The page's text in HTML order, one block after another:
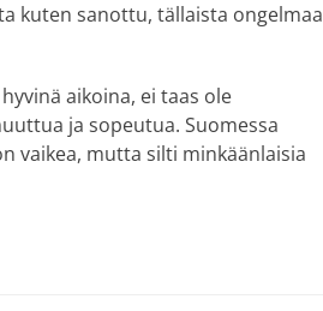
kuten sanottu, tällaista ongelmaa
aikoina, ei taas ole
ja sopeutua. Suomessa
vaikea, mutta silti minkäänlaisia